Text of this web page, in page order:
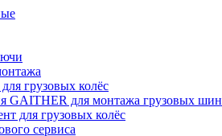
грузовых колёс
GAITHER для монтажа грузовых шин
для грузовых колёс
сервиса